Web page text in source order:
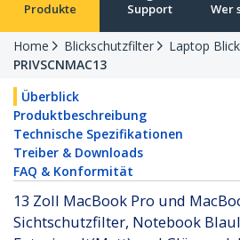
Produkte Support Wer
Home Blickschutzfilter
Laptop
PRIVSCNMAC13
Überblick
Produktbeschreibung
Technische Spezifikationen
Treiber & Downloads
FAQ & Konformität
13 Zoll MacBook Pro und
Sichtschutzfilter, Notebook